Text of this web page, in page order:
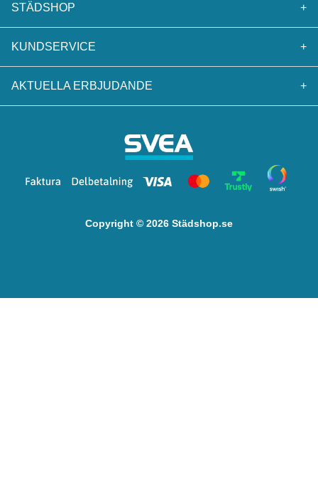
STÄDSHOP +
KUNDSERVICE +
AKTUELLA ERBJUDANDE +
Copyright © 2026 Städshop.se